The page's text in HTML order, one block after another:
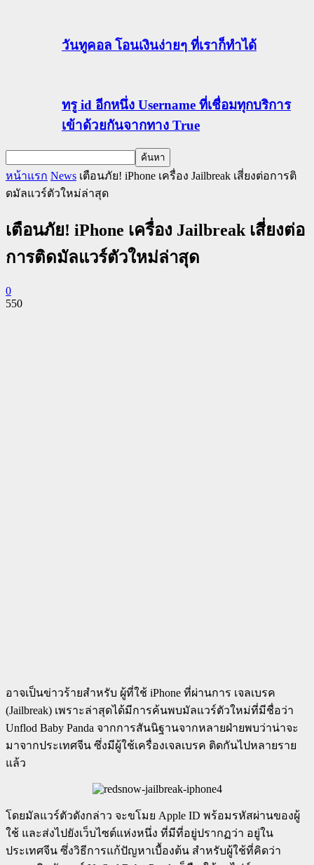
วันทูคอล โอนเงินง่ายๆ ที่เราก็ทำได้
ทรู id อีกหนึ่ง Username ที่เชื่อมทุกบริการ
เข้าด้วยกันจากทาง True
หน้าแรก News เตือนภัย! iPhone เครื่อง Jailbreak เสี่ยงต่อการติ
ดมัลแวร์ตัวใหม่ล่าสุด
เตือนภัย! iPhone เครื่อง Jailbreak เสี่ยงต่อ
การติดมัลแวร์ตัวใหม่ล่าสุด
0
550
อาจเป็นข่าวร้ายสำหรับ ผู้ที่ใช้ iPhone ที่ผ่านการ เจลเบรค
(Jailbreak) เพราะล่าสุดได้มีการค้นพบมัลแวร์ตัวใหม่ที่มีชื่อว่า
Unflod Baby Panda จากการสันนิฐานจากหลายฝ่ายพบว่าน่าจะ
มาจากประเทศจีน ซึ่งมีผู้ใช้เครื่องเจลเบรค ติดกันไปหลายราย
แล้ว
โดยมัลแวร์ตัวดังกล่าว จะขโมย Apple ID พร้อมรหัสผ่านของผู้
ใช้ และส่งไปยังเว็บไซต์แห่งหนึ่ง ที่มีที่อยู่ปรากฏว่า อยู่ใน
ประเทศจีน ซึ่งวิธีการแก้ปัญหาเบื้องต้น สำหรับผู้ใช้ที่คิดว่า